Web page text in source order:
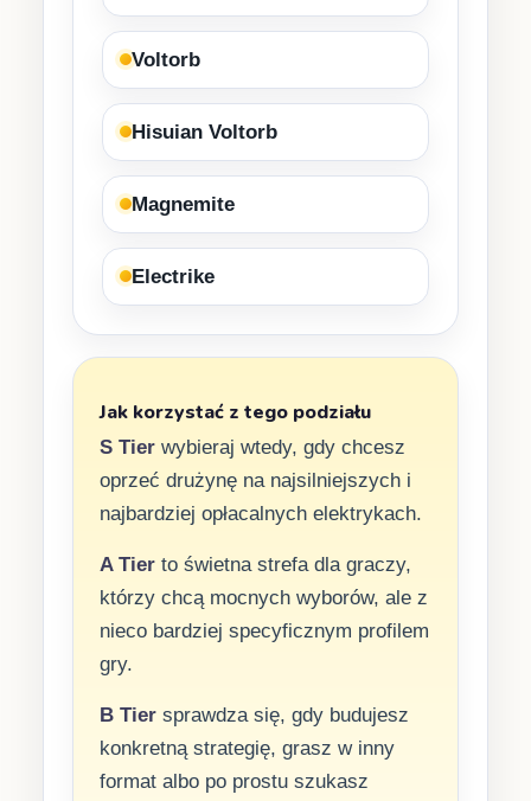
Voltorb
Hisuian Voltorb
Magnemite
Electrike
Jak korzystać z tego podziału
S Tier wybieraj wtedy, gdy chcesz
oprzeć drużynę na najsilniejszych i
najbardziej opłacalnych elektrykach.
A Tier to świetna strefa dla graczy,
którzy chcą mocnych wyborów, ale z
nieco bardziej specyficznym profilem
gry.
B Tier sprawdza się, gdy budujesz
konkretną strategię, grasz w inny
format albo po prostu szukasz